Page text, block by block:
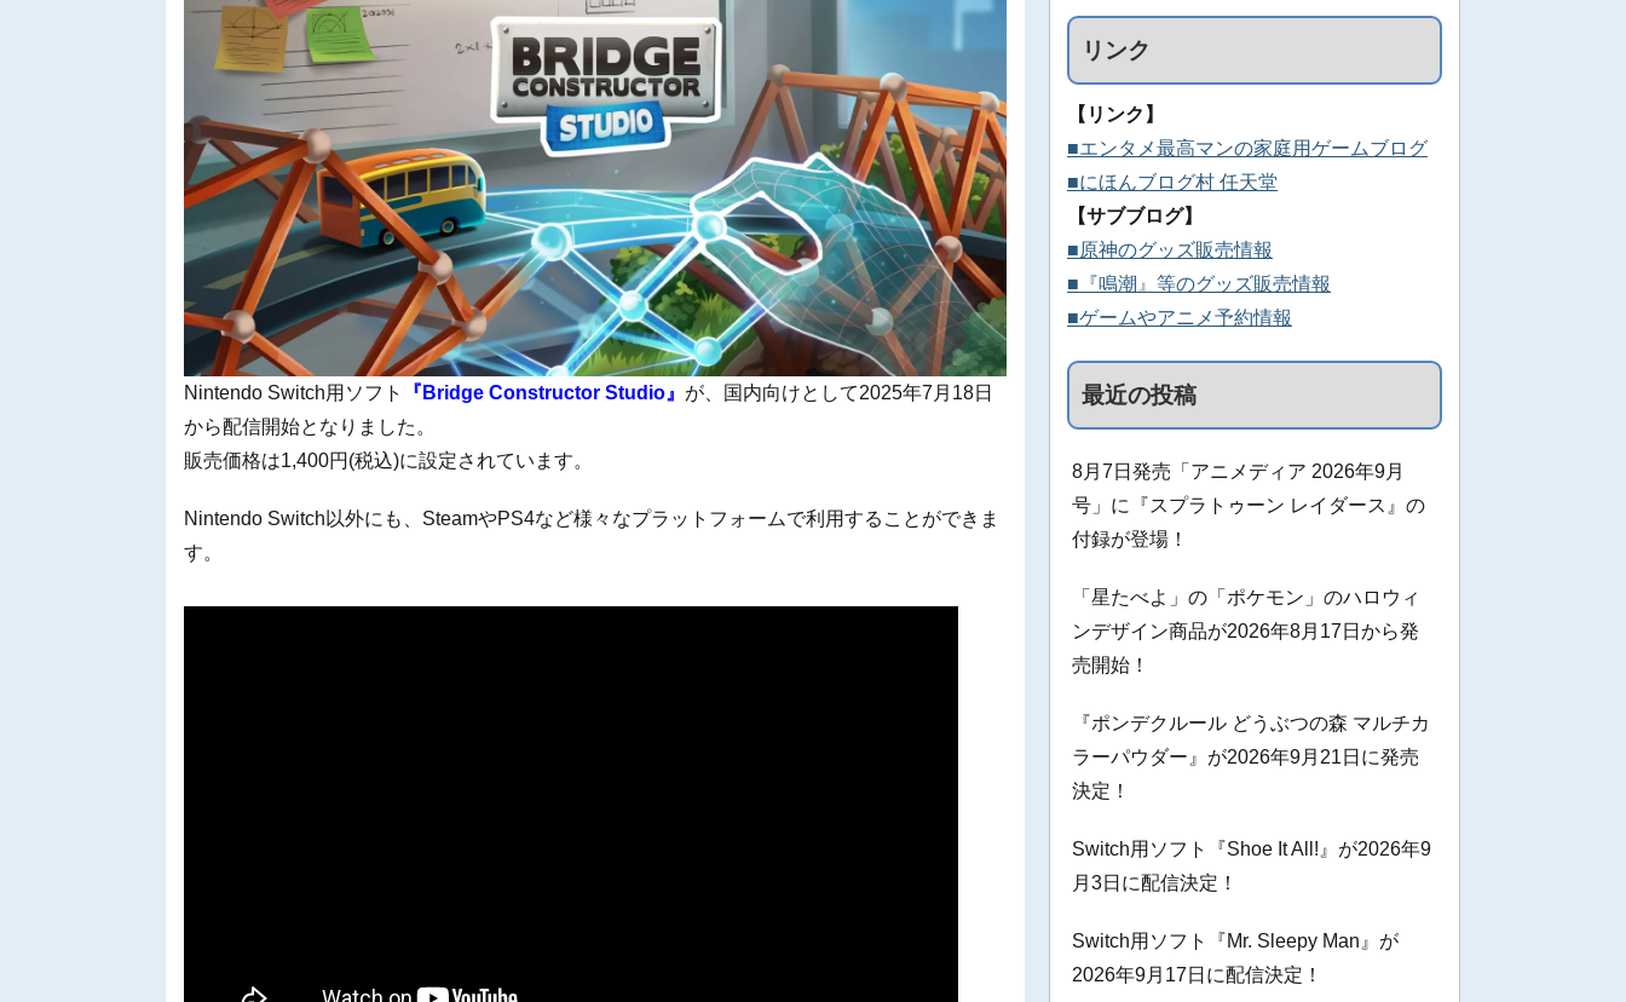
Nintendo Switch用ソフト 『Bridge Constructor Studio』 が、国内向けとして2025年7月18日
から配信開始となりました。
販売価格は1,400円(税込)に設定されています。
Nintendo Switch以外にも、SteamやPS4など様々なプラットフォームで利用することができま
す。
リンク
【リンク】
■エンタメ最高マンの家庭用ゲームブログ
■にほんブログ村 任天堂
【サブブログ】
■原神のグッズ販売情報
■『鳴潮』等のグッズ販売情報
■ゲームやアニメ予約情報
最近の投稿
8月7日発売「アニメディア 2026年9月
号」に『スプラトゥーン レイダース』の
付録が登場！
「星たべよ」の「ポケモン」のハロウィ
ンデザイン商品が2026年8月17日から発
売開始！
『ポンデクルール どうぶつの森 マルチカ
ラーパウダー』が2026年9月21日に発売
決定！
Switch用ソフト『Shoe It All!』が2026年9
月3日に配信決定！
Switch用ソフト『Mr. Sleepy Man』が
2026年9月17日に配信決定！